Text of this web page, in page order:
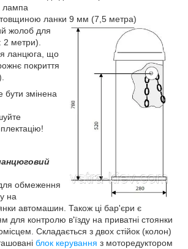
лампа
товщиною ланки 9 мм (7,5 метра)
жолоб для
2 метри).
ланцюга, що
покриття
бути змінена
обмеження
на
автомашин. Також ці бар'єри є
для контролю в'їзду на приватні стоянки
Складається з двох стійок (колон)
блок керування з моторедуктором